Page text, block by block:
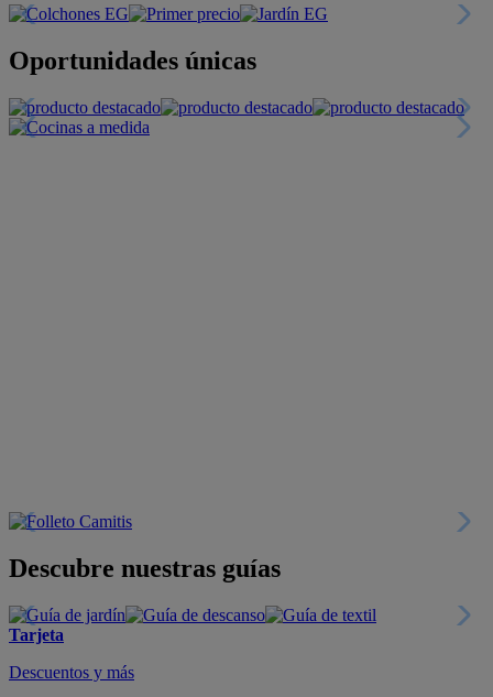
Oportunidades únicas
Descubre nuestras guías
Tarjeta
Descuentos y más